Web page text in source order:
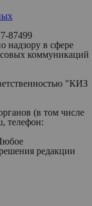
87499
надзору в сфере
коммуникаций
"КИЗ
(в том числе
телефон:
редакции